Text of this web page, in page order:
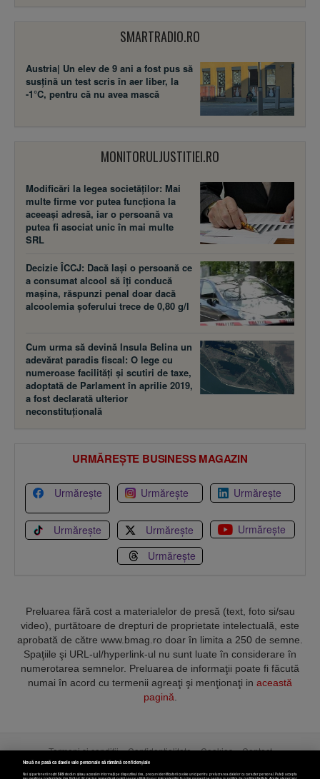
SMARTRADIO.RO
Austria| Un elev de 9 ani a fost pus să
susţină un test scris în aer liber, la
-1°C, pentru că nu avea mască
MONITORULJUSTITIEI.RO
Modificări la legea societăţilor: Mai
multe firme vor putea funcţiona la
aceeaşi adresă, iar o persoană va
putea fi asociat unic în mai multe
SRL
Decizie ÎCCJ: Dacă laşi o persoană ce
a consumat alcool să îţi conducă
maşina, răspunzi penal doar dacă
alcoolemia şoferului trece de 0,80 g/l
Cum urma să devină Insula Belina un
adevărat paradis fiscal: O lege cu
numeroase facilităţi şi scutiri de taxe,
adoptată de Parlament în aprilie 2019,
a fost declarată ulterior
neconstituţională
URMĂREȘTE BUSINESS MAGAZIN
Urmărește Urmărește Urmărește
Urmărește Urmărește
Urmărește
Urmărește
Preluarea fără cost a materialelor de presă (text, foto si/sau
video), purtătoare de drepturi de proprietate intelectuală, este
aprobată de către www.bmag.ro doar în limita a 250 de semne.
Spaţiile şi URL-ul/hyperlink-ul nu sunt luate în considerare în
numerotarea semnelor. Preluarea de informaţii poate fi făcută
numai în acord cu termenii agreaţi şi menţionaţi in această
pagină
Termeni și condiții Confidențialitate Cookies Contact
Nouă ne pasă ca datele tale personale să rămână confidențiale
Noi și partenerii noștri589stocăm și/sau accesăm informații pe dispozitivul dvs., precum identificatorii cookie unici pentru prelucrarea datelor cu caracter personal. Puteți accepta
sau gestiona preferințele dvs. făcând clic mai jos, respectiv vă puteți opune utilizării unui interes legitim în orice moment pe pagina cu politica de confidențialitate. Aceste alegeri vor